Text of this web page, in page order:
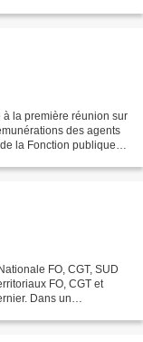
à la première réunion sur
des agents
la Fonction publique
FO, CGT, SUD
FO, CGT et
Dans un